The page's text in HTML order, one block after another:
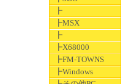
┣
┣MSX
┣
┣X68000
┣FM-TOWNS
┣Windows